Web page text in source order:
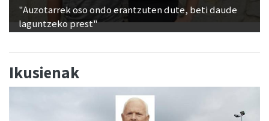
"Auzotarrek oso ondo erantzuten dute, beti daude
laguntzeko prest"
Ikusienak